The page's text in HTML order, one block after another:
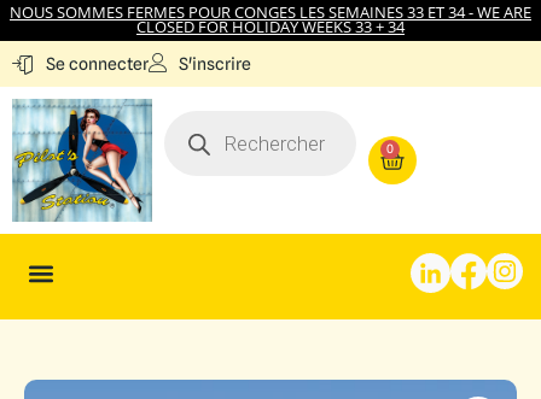
NOUS SOMMES FERMES POUR CONGES LES SEMAINES 33 ET 34 - WE ARE
CLOSED FOR HOLIDAY WEEKS 33 + 34
Se connecter S'inscrire
0